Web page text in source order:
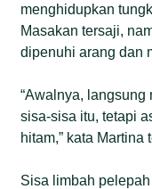
menghidupkan
Masakan tersaji,
dipenuhi arang dan
“Awalnya,
sisa-sisa itu, tetapi
hitam,” kata Martina
Sisa limbah